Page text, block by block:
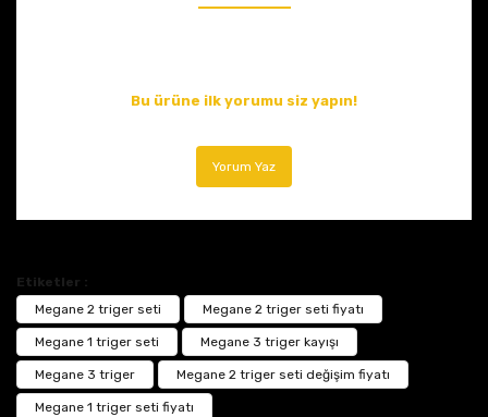
Bu ürüne ilk yorumu siz yapın!
Yorum Yaz
Etiketler :
Megane 2 triger seti
Megane 2 triger seti fiyatı
Megane 1 triger seti Megane 3 triger kayışı
Megane 3 triger Megane 2 triger seti değişim fiyatı
Megane 1 triger seti fiyatı